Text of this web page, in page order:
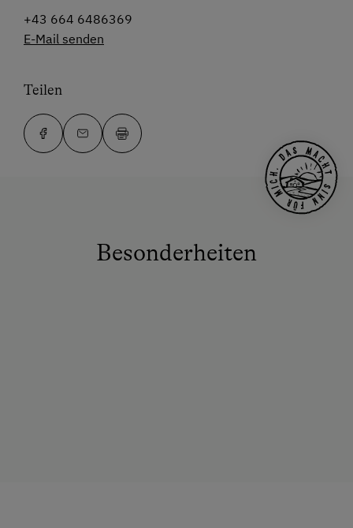
+43 664 6486369
E-Mail senden
Teilen
Besonderheiten